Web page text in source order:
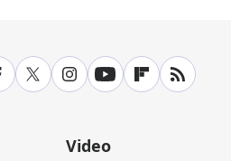
Video